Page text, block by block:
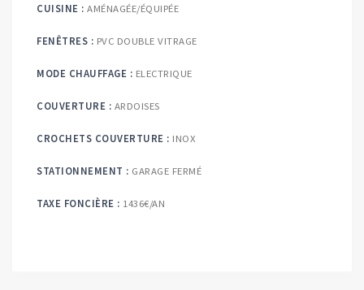
CUISINE : AMÉNAGÉE/ÉQUIPÉE
FENÊTRES : PVC DOUBLE VITRAGE
MODE CHAUFFAGE : ELECTRIQUE
COUVERTURE : ARDOISES
CROCHETS COUVERTURE : INOX
STATIONNEMENT : GARAGE FERMÉ
TAXE FONCIÈRE : 1436€/AN